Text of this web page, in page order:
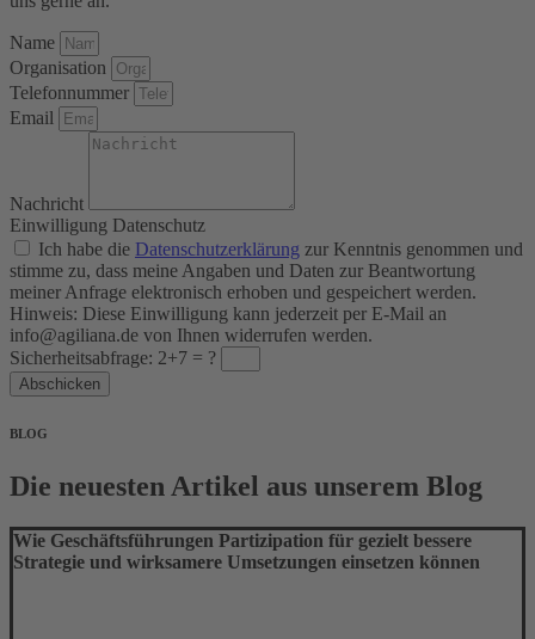
Name
Organisation
Telefonnummer
Email
Nachricht
Einwilligung Datenschutz
Ich habe die Datenschutzerklärung zur Kenntnis genommen und
stimme zu, dass meine Angaben und Daten zur Beantwortung
meiner Anfrage elektronisch erhoben und gespeichert werden.
Hinweis: Diese Einwilligung kann jederzeit per E-Mail an
info@agiliana.de von Ihnen widerrufen werden.
Sicherheitsabfrage: 2+7 = ?
Abschicken
BLOG
Die neuesten Artikel aus unserem Blog
Wie Geschäftsführungen Partizipation für gezielt bessere
Strategie und wirksamere Umsetzungen einsetzen können